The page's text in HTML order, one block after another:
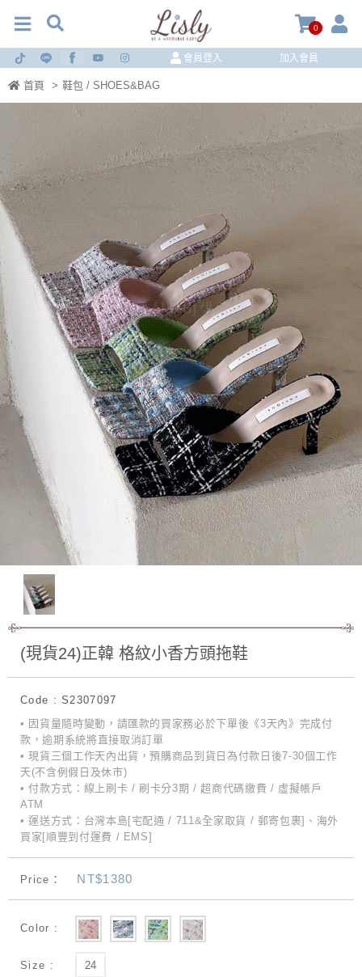
0
會員登入 加入會員
首頁 > 鞋包 / SHOES&BAG
(現貨24)正韓 格紋小香方頭拖鞋
Code : S2307097
• 因貨量隨時變動，請匯款的買家務必於下單後《3天內》完成付
款，逾期系統將直接取消訂單
• 現貨三個工作天內出貨，預購商品到貨日為付款日後7-30個工作
天(不含例假日及休市)
• 付款方式：線上刷卡 / 刷卡分3期 / 超商代碼繳費 / 虛擬帳戶
ATM
• 運送方式：台灣本島[宅配通 / 711&全家取貨 / 郵寄包裹]、海外
買家[順豐到付運費 / EMS]
Price： NT$1380
Color :
Size : 24